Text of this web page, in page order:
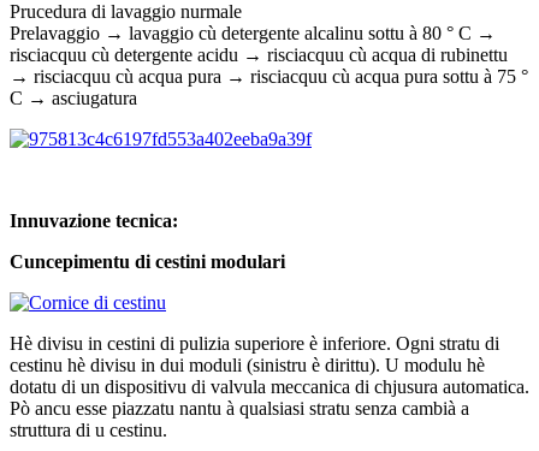
Prucedura di lavaggio nurmale
Prelavaggio → lavaggio cù detergente alcalinu sottu à 80 ° C →
risciacquu cù detergente acidu → risciacquu cù acqua di rubinettu
→ risciacquu cù acqua pura → risciacquu cù acqua pura sottu à 75 °
C → asciugatura
Innuvazione tecnica:
Cuncepimentu di cestini modulari
Hè divisu in cestini di pulizia superiore è inferiore. Ogni stratu di
cestinu hè divisu in dui moduli (sinistru è dirittu). U modulu hè
dotatu di un dispositivu di valvula meccanica di chjusura automatica.
Pò ancu esse piazzatu nantu à qualsiasi stratu senza cambià a
struttura di u cestinu.